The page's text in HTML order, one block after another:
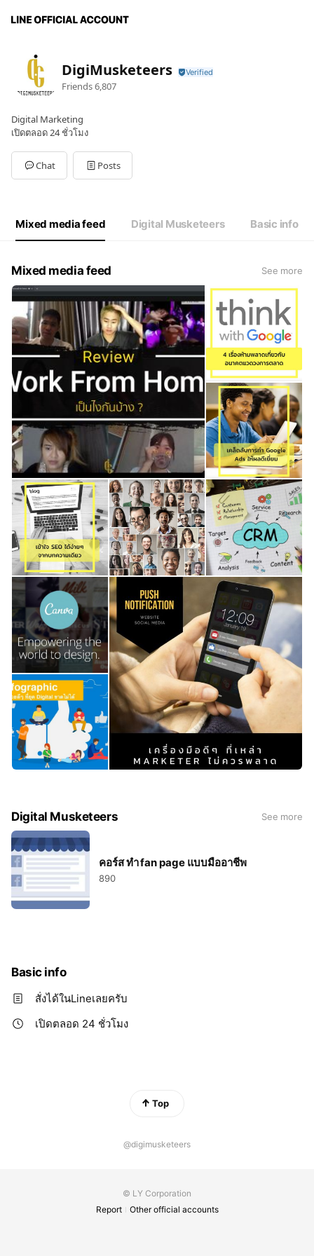
DigiMusketeers
Friends6,807
Digital Marketing
เปิดตลอด 24 ชั่วโมง
Chat Posts
Mixed media feed Digital Musketeers Basic info
Mixed media feed See more
Digital Musketeers See more
คอร์ส ทำ fan page แบบมืออาชีพ
890
Basic info
สั่งได้ในLineเลยครับ
เปิดตลอด 24 ชั่วโมง
Top
@digimusketeers
© LY Corporation
Report
Other official accounts